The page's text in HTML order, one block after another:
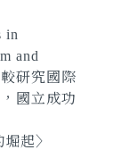
in
and
研究國際
國立成功
起〉